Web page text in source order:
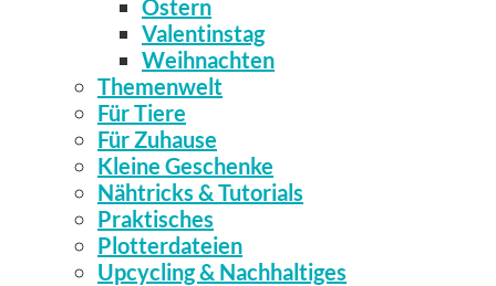
Ostern
Valentinstag
Weihnachten
Themenwelt
Für Tiere
Für Zuhause
Kleine Geschenke
Nähtricks & Tutorials
Praktisches
Plotterdateien
Upcycling & Nachhaltiges